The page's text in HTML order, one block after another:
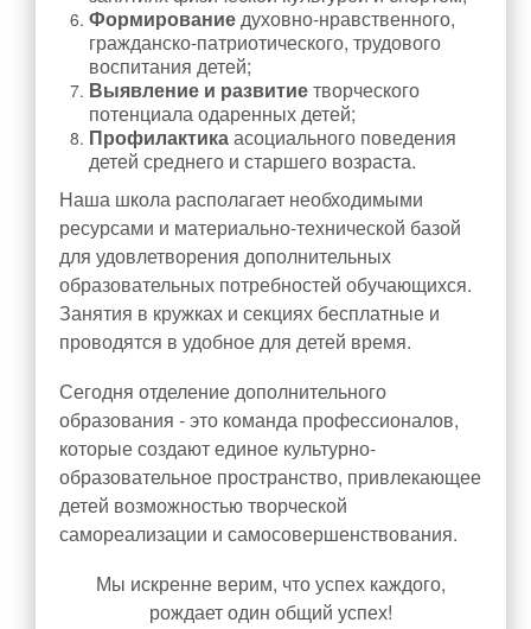
Всероссийский конкурс «Большая перемена»
Школьная жизнь
История школы
Достижения педагогического коллектива
Достижения обучающихся
Наши события
Школьные предметные недели
Спортивные события
Готов к труду и обороне
Наставничество
Музей «Десант Памяти. Лиговский рубеж»
Знакомство с музеем
Формированиедуховно-нравственного,
гражданско-патриотического, трудового
воспитания детей;
Выявление и развитиетворческого
потенциала одаренных детей;
Профилактикаасоциального поведения
детей среднего и старшего возраста.
Наша школа располагает необходимыми
ресурсами и материально-технической базой
для удовлетворения дополнительных
образовательных потребностей обучающихся.
Занятия в кружках и секциях бесплатные и
проводятся в удобное для детей время.
Сегодня отделение дополнительного
образования - это команда профессионалов,
которые создают единое культурно-
образовательное пространство, привлекающее
детей возможностью творческой
самореализации и самосовершенствования.
Мы искренне верим, что успех каждого,
рождает один общий успех!